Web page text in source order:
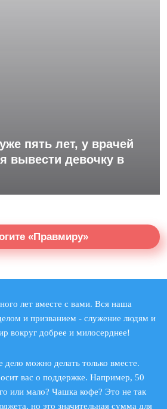
пять лет, у врачей
вывести девочку в
«Правмиру»
лет вместе с вами. Вся наша
и призванием - служение людям и
вокруг добрее и милосерднее!
можно делать только вместе.
вас о поддержке. Например, 50
или мало? Чашка кофе? Это не так
но это значительная сумма для